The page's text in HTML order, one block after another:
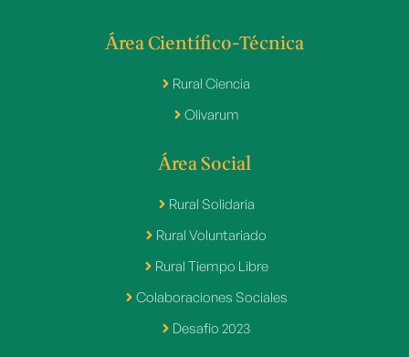
Área Científico-Técnica
Rural Ciencia
Olivarum
Área Social
Rural Solidaria
Rural Voluntariado
Rural Tiempo Libre
Colaboraciones Sociales
Desafio 2023